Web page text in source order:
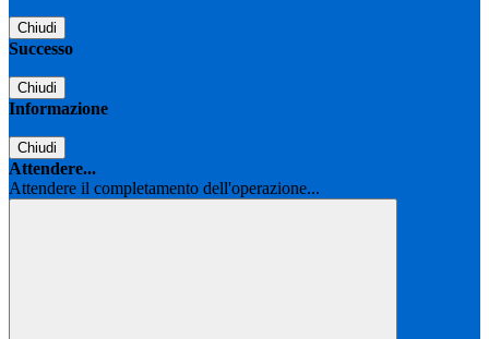
Chiudi
Successo
Chiudi
Informazione
Chiudi
Attendere...
Attendere il completamento dell'operazione...